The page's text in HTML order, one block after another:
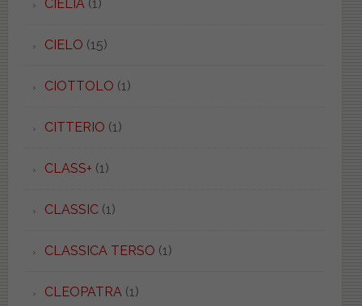
CIELIA(1)
CIELO (15)
CIOTTOLO (1)
CITTERIO (1)
CLASS+ (1)
CLASSIC(1)
CLASSICA TERSO (1)
CLEOPATRA(1)